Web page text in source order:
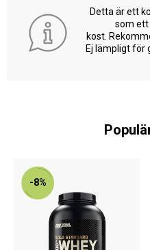
Detta är ett
som ett
kost.
Ej lämpligt för
-8%